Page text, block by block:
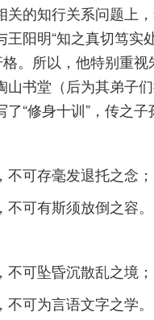
关的知行关系问题上
阳明“知之真切笃实
格。所以，他特别重
山书堂（后为其弟子
“修身十训”，传之
可存毫发退托之念；
可有斯须放倒之容。
可坠昏沉散乱之境；
可为言语文字之学。